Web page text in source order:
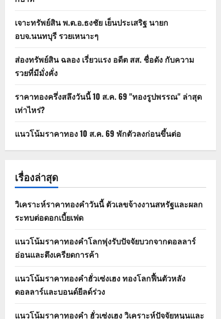
เจาะทรัพย์สิน พ.ต.อ.ธงชัย เย็นประเสริฐ นายก
อบจ.นนทบุรี รวยเหนาะๆ
ส่องทรัพย์สิน ฉลอง เรี่ยวแรง อดีต สส. ชื่อดัง กับความ
รวยที่มีมั่งคั่ง
ราคาทองครึ่งสลึงวันนี้ 10 ส.ค. 69 "ทองรูปพรรณ" ล่าสุด
เท่าไหร่?
แนวโน้มราคาทอง 10 ส.ค. 69 พักตัวลงก่อนขึ้นต่อ
เรื่องล่าสุด
วิเคราะห์ราคาทองคำวันนี้ ตัวเลขจ้างงานสหรัฐและผลก
ระทบต่อดอกเบี้ยเฟด
แนวโน้มราคาทองคำโลกพุ่งรับปัจจัยบวกจากดอลลาร์
อ่อนและตึงเครียดการค้า
แนวโน้มราคาทองคำฮั่วเซ่งเฮง ทองโลกฟื้นตัวหลัง
ดอลลาร์และบอนด์ยีลด์ร่วง
แนวโน้มราคาทองคำ ฮั่วเซ่งเฮง วิเคราะห์ปัจจัยหนุนและ